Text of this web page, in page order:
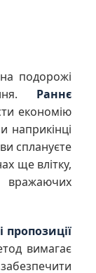
подорожі
Раннє
економію
наприкінці
сплануєте
ще влітку,
вражаючих
пропозиції
вимагає